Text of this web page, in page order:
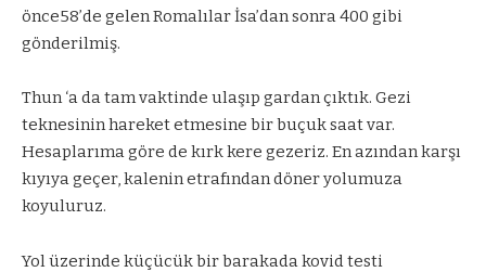
önce58’de gelen Romalılar İsa’dan sonra 400 gibi
gönderilmiş.
Thun ‘a da tam vaktinde ulaşıp gardan çıktık. Gezi
teknesinin hareket etmesine bir buçuk saat var.
Hesaplarıma göre de kırk kere gezeriz. En azından karşı
kıyıya geçer, kalenin etrafından döner yolumuza
koyuluruz.
Yol üzerinde küçücük bir barakada kovid testi